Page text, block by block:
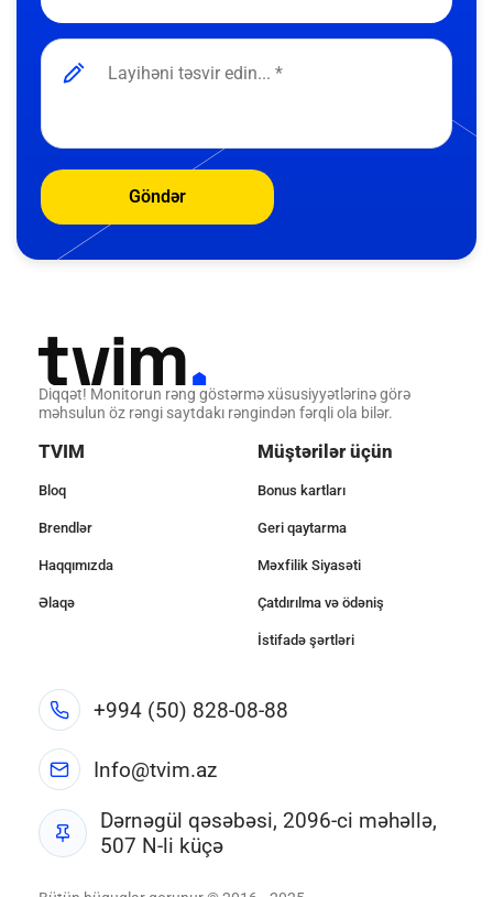
Göndər
Diqqət! Monitorun rəng göstərmə xüsusiyyətlərinə görə
məhsulun öz rəngi saytdakı rəngindən fərqli ola bilər.
TVIM
Bloq
Brendlər
Haqqımızda
Əlaqə
Müştərilər üçün
Bonus kartları
Geri qaytarma
Məxfilik Siyasəti
Çatdırılma və ödəniş
İstifadə şərtləri
+994 (50) 828-08-88
Info@tvim.az
Dərnəgül qəsəbəsi, 2096-ci məhəllə,
507 N-li küçə